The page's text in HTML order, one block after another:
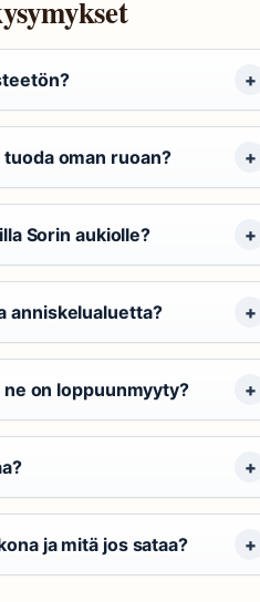
oman ruoan?
Sorin aukiolle?
anniskelualuetta?
on loppuunmyyty?
ja mitä jos sataa?